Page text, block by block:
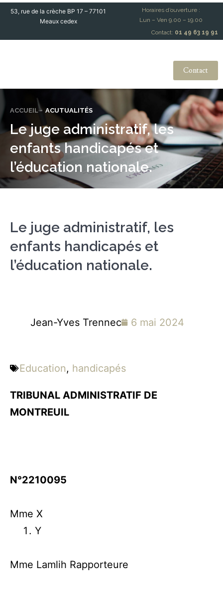
53, rue de la crèche BP 17 – 77101
Meaux cedex
Horaires d’ouverture :
Lun – Ven 9.00 – 19.00
Contact: 01 49 63 19 91
Contact
ACCUEIL - ACUTUALITÉS
Le juge administratif, les
enfants handicapés et
l’éducation nationale.
Le juge administratif, les
enfants handicapés et
l’éducation nationale.
Jean-Yves Trennec 6 mai 2024
Education, handicapés
TRIBUNAL ADMINISTRATIF DE
MONTREUIL
N°2210095
Mme X
Y
Mme Lamlih Rapporteure